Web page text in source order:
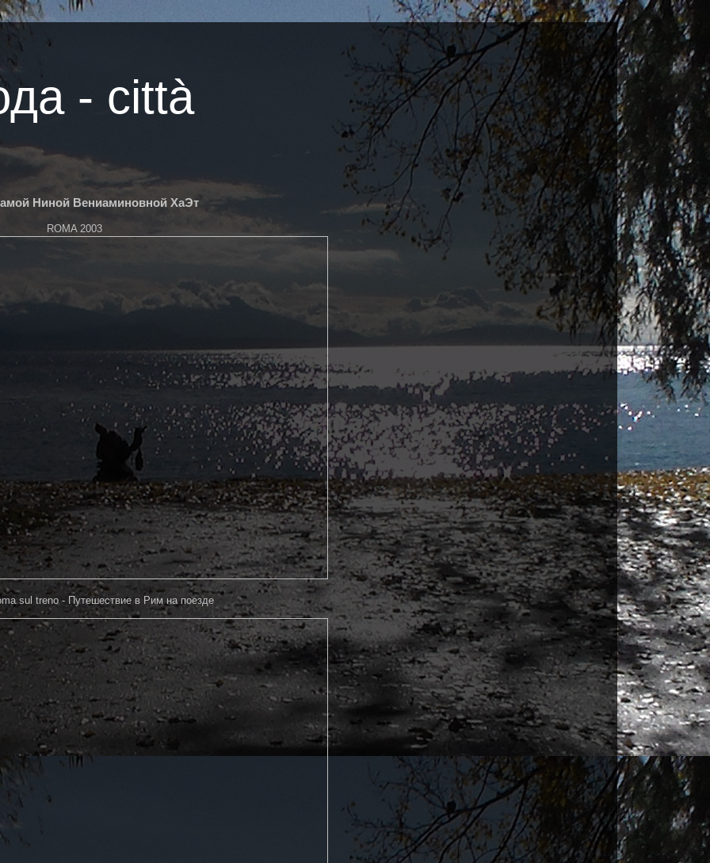
- città
Ниной Вениаминовной ХаЭт
ROMA 2003
sul treno - Путешествие в Рим на поезде